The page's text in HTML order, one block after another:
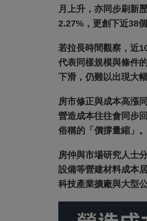
月上升，亦同步刷新
2.27%，更創下近38
若拉長時間觀察，近
代表同樣規模與條件
下滑，仍難以出現大
房市修正與成本高漲
營造成本往往會同步
俗稱的「價撐量縮」。
房仲與市場研究人士
設備等營建材料成本
科技產業擴廠與大型